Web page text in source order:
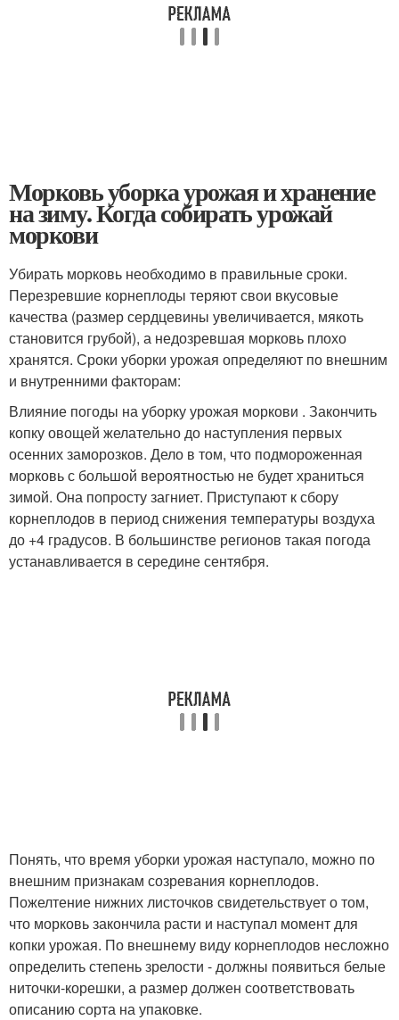
Морковь уборка урожая и хранение
на зиму. Когда собирать урожай
моркови
Убирать морковь необходимо в правильные сроки.
Перезревшие корнеплоды теряют свои вкусовые
качества (размер сердцевины увеличивается, мякоть
становится грубой), а недозревшая морковь плохо
хранятся. Сроки уборки урожая определяют по внешним
и внутренними факторам:
Влияние погоды на уборку урожая моркови . Закончить
копку овощей желательно до наступления первых
осенних заморозков. Дело в том, что подмороженная
морковь с большой вероятностью не будет храниться
зимой. Она попросту загниет. Приступают к сбору
корнеплодов в период снижения температуры воздуха
до +4 градусов. В большинстве регионов такая погода
устанавливается в середине сентября.
Понять, что время уборки урожая наступало, можно по
внешним признакам созревания корнеплодов.
Пожелтение нижних листочков свидетельствует о том,
что морковь закончила расти и наступал момент для
копки урожая. По внешнему виду корнеплодов несложно
определить степень зрелости - должны появиться белые
ниточки-корешки, а размер должен соответствовать
описанию сорта на упаковке.